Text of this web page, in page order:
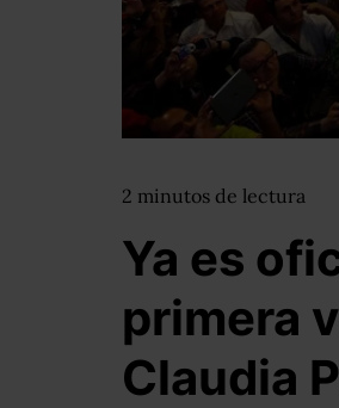
2 minutos de lectura
Ya es
primera
Claudia